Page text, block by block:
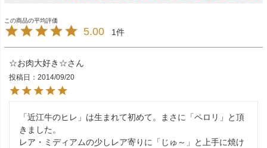
5.00 1
☆お肉大好き☆
投稿日 2014/09/20
「近江牛のヒレ」は生まれて初めて。まさに「ペロリ」と頂
きました。
レア・ミディアムの少しレア寄りに「じゅ～」と上手に焼け